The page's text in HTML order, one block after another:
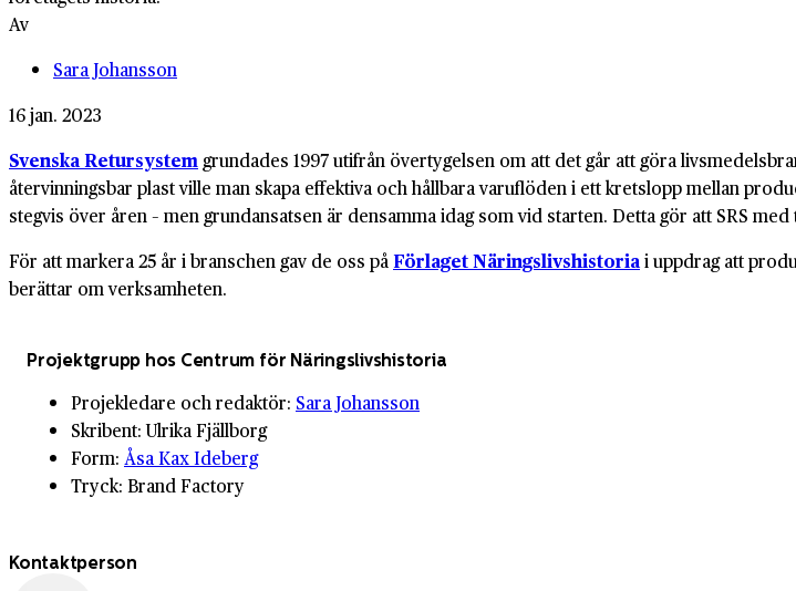
Av
Sara Johansson
16 jan. 2023
Svenska Retursystem grundades 1997 utifrån övertygelsen om att det går att göra
återvinningsbar plast ville man skapa effektiva och hållbara varuflöden i ett kretslopp mellan
stegvis över åren – men grundansatsen är densamma idag som vid starten. Detta gör att SRS
För att markera 25 år i branschen gav de oss påFörlaget Näringslivshistoriai uppdrag att
berättar om verksamheten.
Projektgrupp hos Centrum för Näringslivshistoria
Projekledare och redaktör: Sara Johansson
Skribent: Ulrika Fjällborg
Form: Åsa Kax Ideberg
Tryck: Brand Factory
Kontaktperson